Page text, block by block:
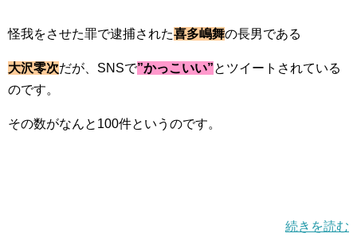
怪我をさせた罪で逮捕された喜多嶋舞の長男である
大沢零次だが、SNSで”かっこいい”とツイートされている
のです。
その数がなんと100件というのです。
続きを読む